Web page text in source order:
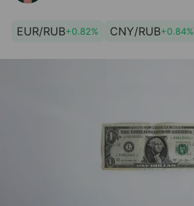
EUR/RUB+0.82% CNY/RUB+0.84%